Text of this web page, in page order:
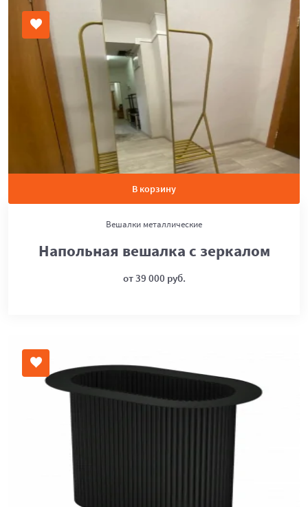
В корзину
Вешалки металлические
Напольная вешалка с зеркалом
от 39 000 руб.